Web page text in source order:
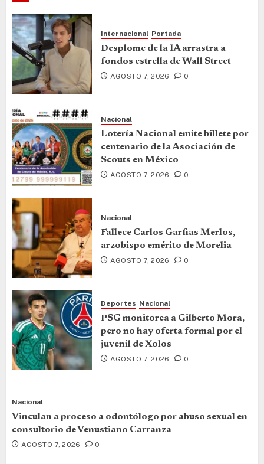
Internacional Portada
Desplome de la IA arrastra a
fondos estrella de Wall Street
AGOSTO 7, 2026 0
Nacional
Lotería Nacional emite billete por
centenario de la Asociación de
Scouts en México
AGOSTO 7, 2026 0
Nacional
Fallece Carlos Garfias Merlos,
arzobispo emérito de Morelia
AGOSTO 7, 2026 0
Deportes Nacional
PSG monitorea a Gilberto Mora,
pero no hay oferta formal por el
juvenil de Xolos
AGOSTO 7, 2026 0
Nacional
Vinculan a proceso a odontólogo por abuso sexual en
consultorio de Venustiano Carranza
AGOSTO 7, 2026 0